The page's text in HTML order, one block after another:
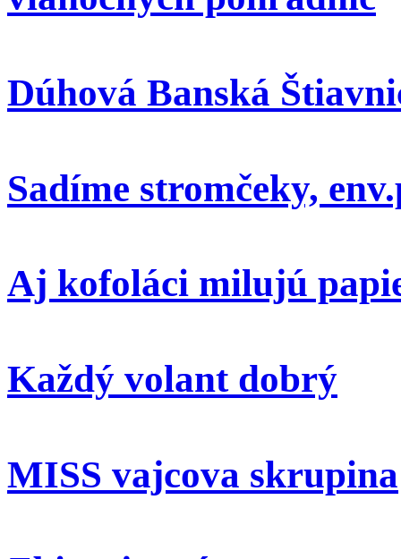
Dúhová Banská
Sadíme stromčeky,
Aj kofoláci milujú
Každý volant dobrý
MISS vajcova skrupina